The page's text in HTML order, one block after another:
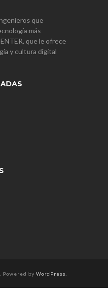
que
más
que le ofrece
y cultura digital
. Powered by WordPress